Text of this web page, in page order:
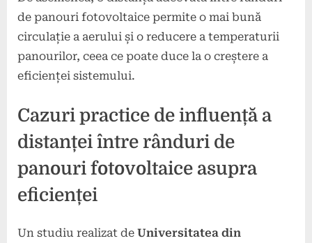
de panouri fotovoltaice permite o mai bună
circulație a aerului și o reducere a temperaturii
panourilor, ceea ce poate duce la o creștere a
eficienței sistemului.
Cazuri practice de influență a
distanței între rânduri de
panouri fotovoltaice asupra
eficienței
Un studiu realizat de Universitatea din